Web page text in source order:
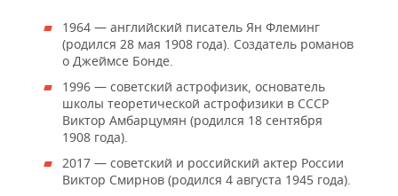
1964 — английский писатель Ян Флеминг
(родился 28 мая 1908 года). Создатель романов
о Джеймсе Бонде.
1996 — советский астрофизик, основатель
школы теоретической астрофизики в СССР
Виктор Амбарцумян (родился 18 сентября
1908 года).
2017 — советский и российский актер России
Виктор Смирнов (родился 4 августа 1945 года).